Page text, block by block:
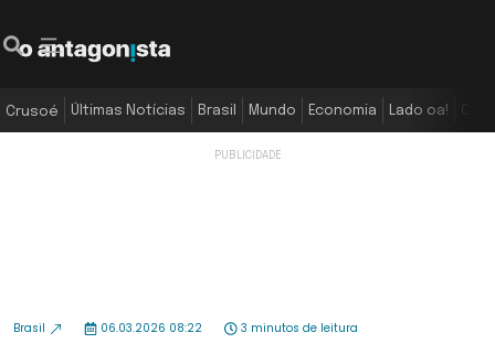
Crusoé Últimas Notícias Brasil Mundo Economia Lado oa!
Brasil 06.03.2026 08:22 3 minutos de leitura